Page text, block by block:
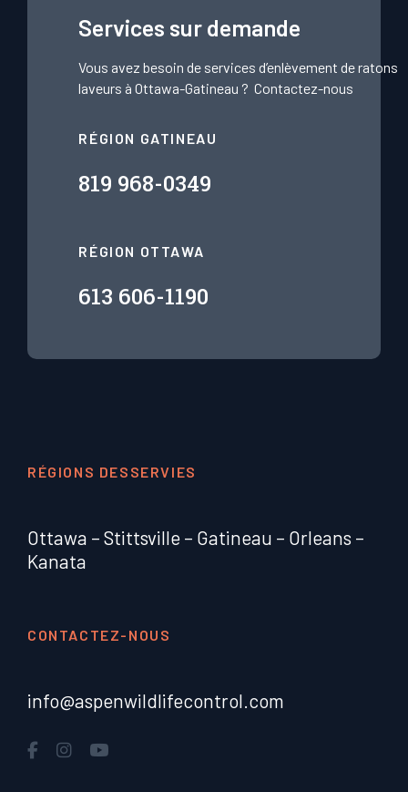
Services sur demande
Vous avez besoin de services d’enlèvement de ratons
laveurs à Ottawa-Gatineau ?Contactez-nous
RÉGION GATINEAU
819 968-0349
RÉGION OTTAWA
613 606-1190
RÉGIONS DESSERVIES
Ottawa – Stittsville – Gatineau – Orleans –
Kanata
CONTACTEZ-NOUS
info@aspenwildlifecontrol.com